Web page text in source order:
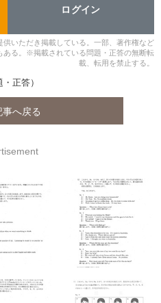
ログイン
いただき掲載している。一部、著作権など
ある。※掲載されている問題・正答の無断転
載、転用を禁止する。
正答）
事へ戻る